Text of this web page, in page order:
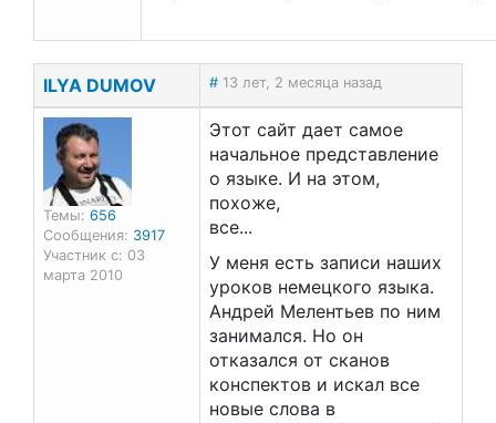
ILYA DUMOV # 13 лет, 2 месяца назад
Темы: 656
Сообщения: 3917
Участник с: 03
марта 2010
Этот сайт дает самое
начальное представление
о языке. И на этом,
похоже,
все...
У меня есть записи наших
уроков немецкого языка.
Андрей Мелентьев по ним
занимался. Но он
отказался от сканов
конспектов и искал все
новые слова в